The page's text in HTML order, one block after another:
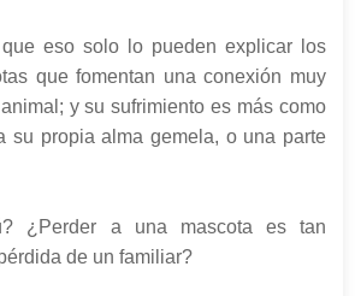
eso solo lo pueden explicar los
que fomentan una conexión muy
y su sufrimiento es más como
su propia alma gemela, o una parte
¿Perder a una mascota es tan
de un familiar?